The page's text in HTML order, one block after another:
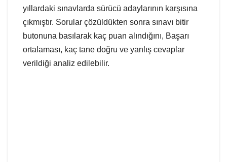
yıllardaki sınavlarda sürücü adaylarının karşısına
çıkmıştır. Sorular çözüldükten sonra sınavı bitir
butonuna basılarak kaç puan alındığını, Başarı
ortalaması, kaç tane doğru ve yanlış cevaplar
verildiği analiz edilebilir.